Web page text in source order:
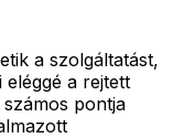
a szolgáltatást,
a rejtett
pontja